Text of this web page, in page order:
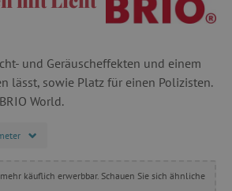
und Geräuscheffekten und einem
lässt, sowie Platz für einen Polizisten.
World.
käuflich erwerbbar. Schauen Sie sich ähnliche